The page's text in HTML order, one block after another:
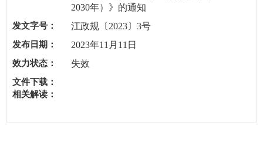
2030年）》的通知
发文字号： 江政规〔2023〕3号
发布日期： 2023年11月11日
效力状态： 失效
文件下载：
相关解读：